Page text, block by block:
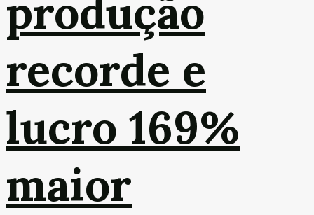
produção
recorde e
lucro 169%
maior